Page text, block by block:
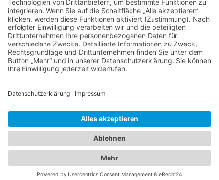
MEHR
Alte iPhone Modelle
Vertrag Widerrufen
DATENSCHUTZ